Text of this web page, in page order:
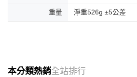
重量 淨重526g ±5公差
本分類熱銷全站排行